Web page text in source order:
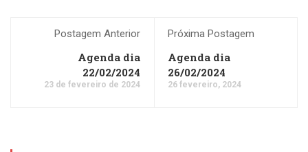
Postagem Anterior
Agenda dia
22/02/2024
23 de fevereiro de 2024
Próxima Postagem
Agenda dia
26/02/2024
26 fevereiro, 2024